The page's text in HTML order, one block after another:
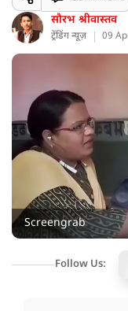
सौरभ श्रीवास्तव
ट्रेंडिंग न्यूज़ 09
Screengrab
Follow Us: